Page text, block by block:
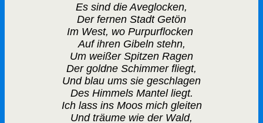
Es sind die Aveglocken,
Der fernen Stadt Getön
Im West, wo Purpurflocken
Auf ihren Gibeln stehn,
Um weißer Spitzen Ragen
Der goldne Schimmer fliegt,
Und blau ums sie geschlagen
Des Himmels Mantel liegt.
Ich lass ins Moos mich gleiten
Und träume wie der Wald,